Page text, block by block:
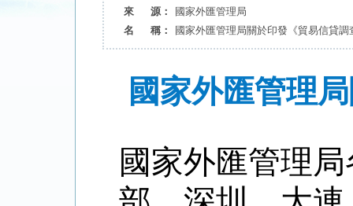
來 源：
國家外匯管理局
名 稱：
國家外匯管理局關於印發《貿易信貸調
國家外匯管理
國家外匯管理